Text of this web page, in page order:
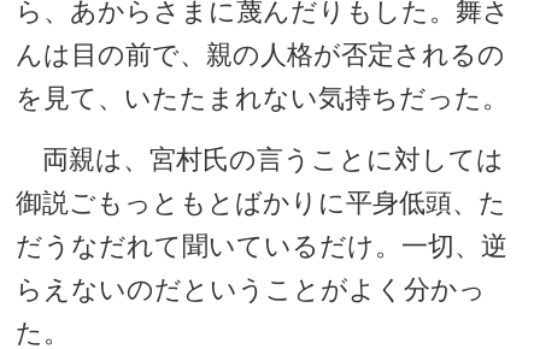
ら、あからさまに蔑んだりもした。舞さ
んは目の前で、親の人格が否定されるの
を見て、いたたまれない気持ちだった。
両親は、宮村氏の言うことに対しては
御説ごもっともとばかりに平身低頭、た
だうなだれて聞いているだけ。一切、逆
らえないのだということがよく分かっ
た。